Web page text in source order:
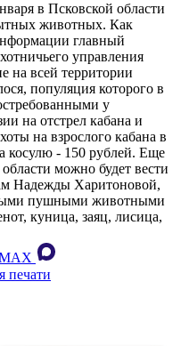
в Псковской области
животных. Как
главный
управления
на всей территории
популяция которого в
у
на отстрел кабана и
на взрослого кабана в
косулю - 150 рублей. Еще
можно будет вести
Надежды Харитоновой,
пушными животными
куница, заяц, лисица,
MAХ
печати